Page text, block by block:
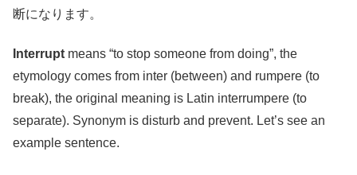
断になります。
Interrupt means “to stop someone from doing”, the
etymology comes from inter (between) and rumpere (to
break), the original meaning is Latin interrumpere (to
separate). Synonym is disturb and prevent. Let’s see an
example sentence.